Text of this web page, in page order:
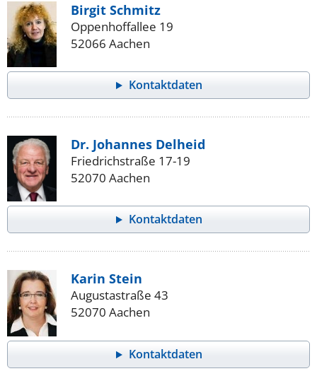
Birgit Schmitz
Oppenhoffallee 19
52066 Aachen
Kontaktdaten
Dr. Johannes Delheid
Friedrichstraße 17-19
52070 Aachen
Kontaktdaten
Karin Stein
Augustastraße 43
52070 Aachen
Kontaktdaten